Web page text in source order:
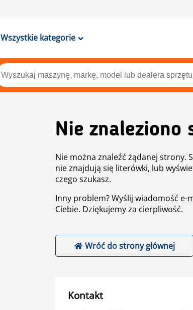
Wszystkie kategorie
Nie znaleziono
Nie można znaleźć żądanej strony.
nie znajdują się literówki, lub
czego szukasz.
Inny problem? Wyślij wiadomość e-
Ciebie. Dziękujemy za cierpliwość.
Wróć do strony głównej
Kontakt